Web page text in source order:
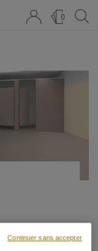
0
dans
Continuer sans accepter